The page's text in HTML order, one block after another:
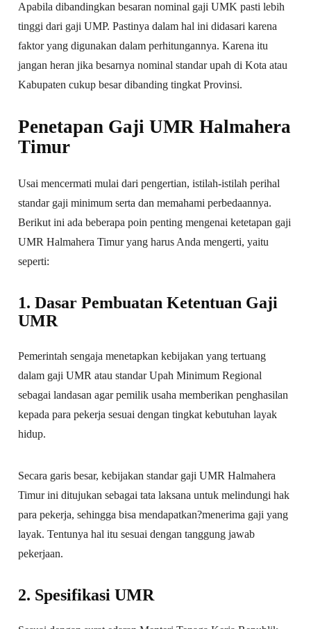
Apabila dibandingkan besaran nominal gaji UMK pasti lebih
tinggi dari gaji UMP. Pastinya dalam hal ini didasari karena
faktor yang digunakan dalam perhitungannya. Karena itu
jangan heran jika besarnya nominal standar upah di Kota atau
Kabupaten cukup besar dibanding tingkat Provinsi.
Penetapan Gaji UMR Halmahera
Timur
Usai mencermati mulai dari pengertian, istilah-istilah perihal
standar gaji minimum serta dan memahami perbedaannya.
Berikut ini ada beberapa poin penting mengenai ketetapan gaji
UMR Halmahera Timur yang harus Anda mengerti, yaitu
seperti:
1. Dasar Pembuatan Ketentuan Gaji
UMR
Pemerintah sengaja menetapkan kebijakan yang tertuang
dalam gaji UMR atau standar Upah Minimum Regional
sebagai landasan agar pemilik usaha memberikan penghasilan
kepada para pekerja sesuai dengan tingkat kebutuhan layak
hidup.
Secara garis besar, kebijakan standar gaji UMR Halmahera
Timur ini ditujukan sebagai tata laksana untuk melindungi hak
para pekerja, sehingga bisa mendapatkan?menerima gaji yang
layak. Tentunya hal itu sesuai dengan tanggung jawab
pekerjaan.
2. Spesifikasi UMR